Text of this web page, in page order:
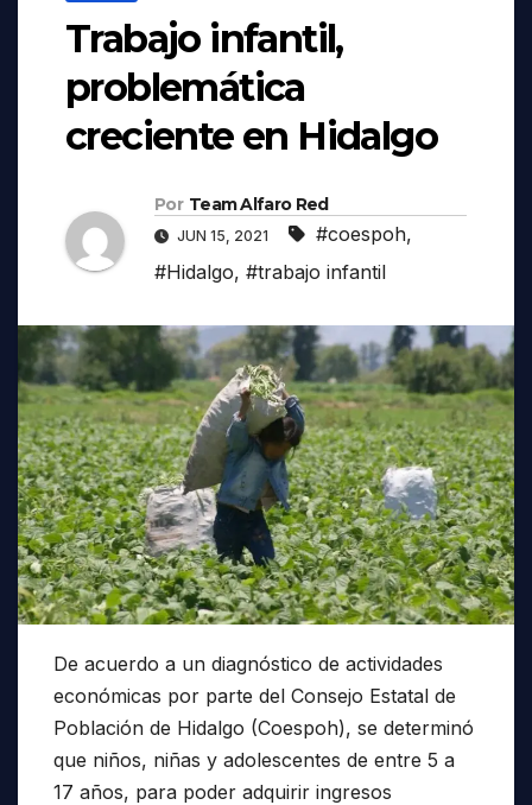
Trabajo infantil,
problemática
creciente en Hidalgo
Por Team Alfaro Red
JUN 15, 2021 #coespoh,
#Hidalgo, #trabajo infantil
De acuerdo a un diagnóstico de actividades
económicas por parte del Consejo Estatal de
Población de Hidalgo (Coespoh), se determinó
que niños, niñas y adolescentes de entre 5 a
17 años, para poder adquirir ingresos